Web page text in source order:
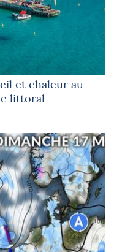
et chaleur au
littoral